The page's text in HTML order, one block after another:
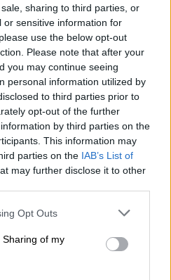
sharing to third parties, or
or sensitive information for
use the below opt-out
Please note that after your
you may continue seeing
personal information utilized by
to third parties prior to
opt-out of the further
by third parties on the
This information may
parties on the IAB’s List of
may further disclose it to other
app uses one or more Google
behaviour. You may click to
and its third-party tags to
purposes in below Google
Opt Outs
of my
της πολιτείας για να
και να αλλάξουν τα
τις οδηγίες της ΕΕ.